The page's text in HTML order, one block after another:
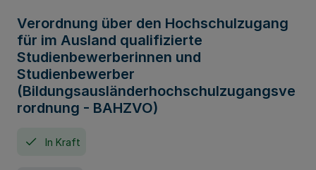
Verordnung über den Hochschulzugang
für im Ausland qualifizierte
Studienbewerberinnen und
Studienbewerber
(Bildungsausländerhochschulzugangsve
rordnung - BAHZVO)
In Kraft